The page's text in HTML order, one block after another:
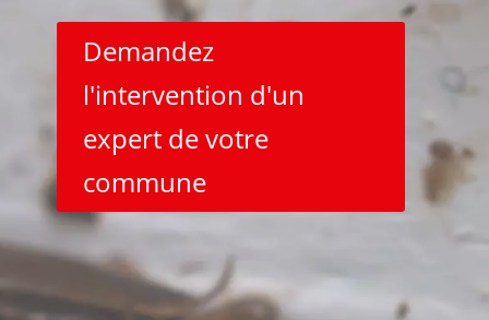
Demandez
l'intervention d'un
expert de votre
commune